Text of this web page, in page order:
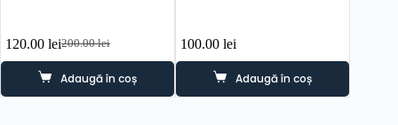
200.00lei
Prețul
inițial
a
fost:
120.00 leiPrețul
curent
este:
120.00 lei.
Adaugă în coș
100.00lei
Adaugă în coș